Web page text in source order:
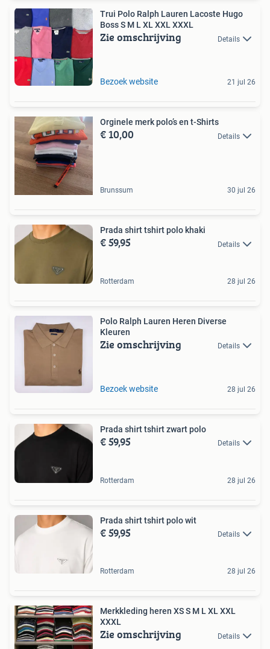
Trui Polo Ralph Lauren Lacoste Hugo
Boss S M L XL XXL XXXL
Zie omschrijving Details
Bezoek website 21 jul 26
Orginele merk polo’s en t-Shirts
€ 10,00 Details
Brunssum 30 jul 26
Prada shirt tshirt polo khaki
€ 59,95 Details
Rotterdam 28 jul 26
Polo Ralph Lauren Heren Diverse
Kleuren
Zie omschrijving Details
Bezoek website 28 jul 26
Prada shirt tshirt zwart polo
€ 59,95 Details
Rotterdam 28 jul 26
Prada shirt tshirt polo wit
€ 59,95 Details
Rotterdam 28 jul 26
Merkkleding heren XS S M L XL XXL
XXXL
Zie omschrijving Details